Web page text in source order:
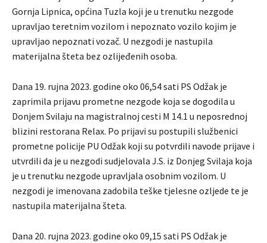
Gornja Lipnica, općina Tuzla koji je u trenutku nezgode
upravljao teretnim vozilom i nepoznato vozilo kojim je
upravljao nepoznati vozač. U nezgodi je nastupila
materijalna šteta bez ozlijeđenih osoba.
Dana 19. rujna 2023. godine oko 06,54 sati PS Odžak je
zaprimila prijavu prometne nezgode koja se dogodila u
Donjem Svilaju na magistralnoj cesti M 14.1 u neposrednoj
blizini restorana Relax. Po prijavi su postupili službenici
prometne policije PU Odžak koji su potvrdili navode prijave i
utvrdili da je u nezgodi sudjelovala J.S. iz Donjeg Svilaja koja
je u trenutku nezgode upravljala osobnim vozilom. U
nezgodi je imenovana zadobila teške tjelesne ozljede te je
nastupila materijalna šteta.
Dana 20. rujna 2023. godine oko 09,15 sati PS Odžak je